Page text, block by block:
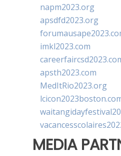
napm2023.org
apsdfd2023.org
imkl2023.com
apsth2023.com
MedItRio2023.org
MEDIA